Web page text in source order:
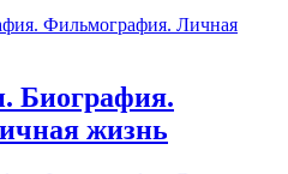
Биография.
жизнь